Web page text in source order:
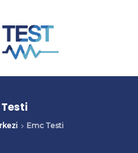
Emc Testi